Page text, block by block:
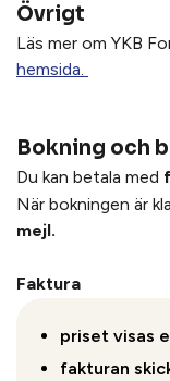
Övrigt
Läs mer om YKB
hemsida.
Bokning och
Du kan betala med
När bokningen är
mejl.
Faktura
priset visas
fakturan